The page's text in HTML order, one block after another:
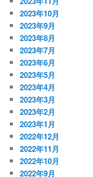
2023年10月
2023年9月
2023年8月
2023年7月
2023年6月
2023年5月
2023年4月
2023年3月
2023年2月
2023年1月
2022年12月
2022年11月
2022年10月
2022年9月